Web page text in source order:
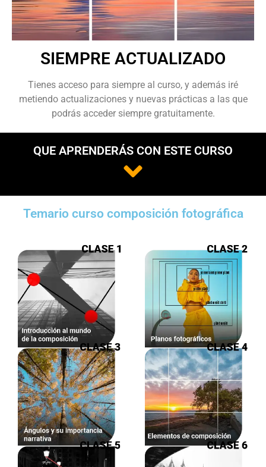
SIEMPRE ACTUALIZADO
Tienes acceso para siempre al curso, y además iré
metiendo actualizaciones y nuevas prácticas a las que
podrás acceder siempre gratuitamente.
QUE APRENDERÁS CON ESTE CURSO
Temario curso composición fotográfica